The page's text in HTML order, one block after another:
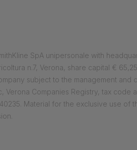
SpA unipersonale with
n.7, Verona, share capital €
subject to the management and
Verona Companies Registry, tax code
Material for the exclusive use of